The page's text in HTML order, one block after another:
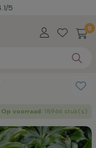
0
Op voorraad: 18966 stuk(s)